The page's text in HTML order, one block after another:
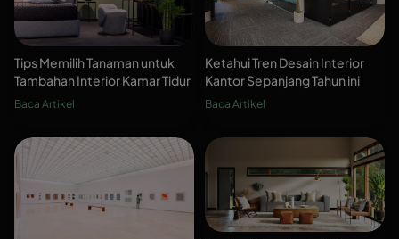
Tips Memilih Tanaman untuk
Tambahan Interior Kamar Tidur
Baca Artikel
Ketahui Tren Desain Interior
Kantor Sepanjang Tahun ini
Baca Artikel